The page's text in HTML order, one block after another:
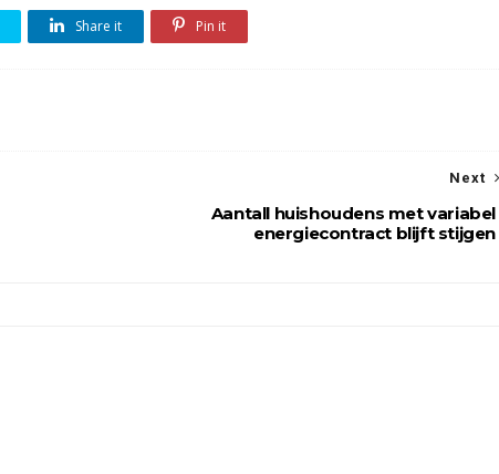
Share it Pin it
Next
Aantall huishoudens met variabel
energiecontract blijft stijgen